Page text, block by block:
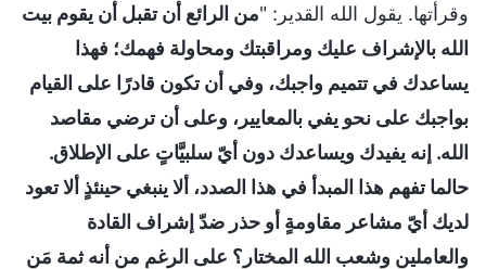
وقرأتها. يقول الله القدير: "من الرائع أن تقبل أن يقوم بيت
الله بالإشراف عليك ومراقبتك ومحاولة فهمك؛ فهذا
يساعدك في تتميم واجبك، وفي أن تكون قادرًا على القيام
بواجبك على نحو يفي بالمعايير، وعلى أن ترضي مقاصد
الله. إنه يفيدك ويساعدك دون أيّ سلبيَّاتٍ على الإطلاق.
حالما تفهم هذا المبدأ في هذا الصدد، ألا ينبغي حينئذٍ ألا تعود
لديك أيّ مشاعر مقاومةٍ أو حذر ضدّ إشراف القادة
والعاملين وشعب الله المختار؟ على الرغم من أنه ثمة مَن